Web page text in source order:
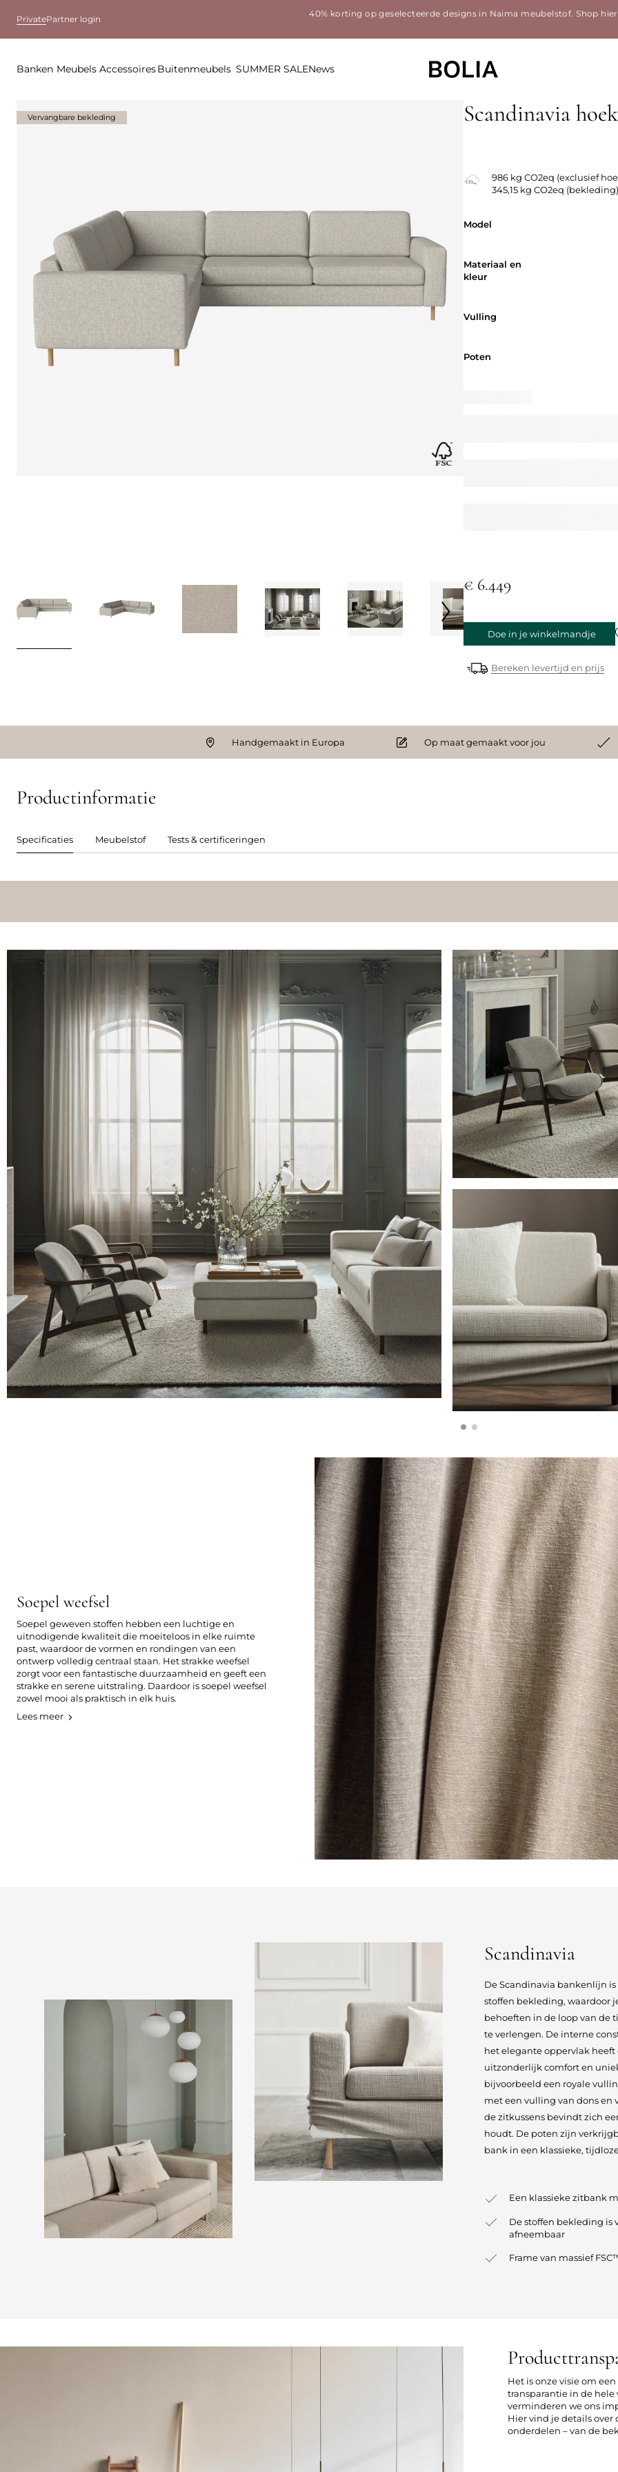
PrivatePartner login
40% korting op geselecteerde designs in Naima meubelstof.Shop hier
Banken Meubels AccessoiresBuitenmeubels SUMMER SALENews
Scandinavia
986 kg CO2eq (exclusief
345,15 kg CO2eq (bekleding)
Model
Materiaal en
kleur
Vulling
Poten
€ 6.449
Doe in je winkelmandje
Bereken levertijd en prijs
Vervangbare bekleding Vervangbare bekleding
Handgemaakt in Europa Op maat gemaakt voor jou
Productinformatie
Specificaties Meubelstof Tests & certificeringen
Soepel weefsel
Soepel geweven stoffen hebben een luchtige en
uitnodigende kwaliteit die moeiteloos in elke ruimte
past, waardoor de vormen en rondingen van een
ontwerp volledig centraal staan. Het strakke weefsel
zorgt voor een fantastische duurzaamheid en geeft een
strakke en serene uitstraling. Daardoor is soepel weefsel
zowel mooi als praktisch in elk huis.
Lees meer
Scandinavia
De Scandinavia bankenlijn
stoffen bekleding, waardoor
behoeften in de loop van de
te verlengen. De interne
het elegante oppervlak
uitzonderlijk comfort en
bijvoorbeeld een royale
met een vulling van dons en
de zitkussens bevindt zich
houdt. De poten zijn
bank in een klassieke,
Een klassieke zitbank
De stoffen bekleding is
afneembaar
Frame van massief
Het is onze visie om
transparantie in de
verminderen we ons
Hier vind je details
onderdelen – van de